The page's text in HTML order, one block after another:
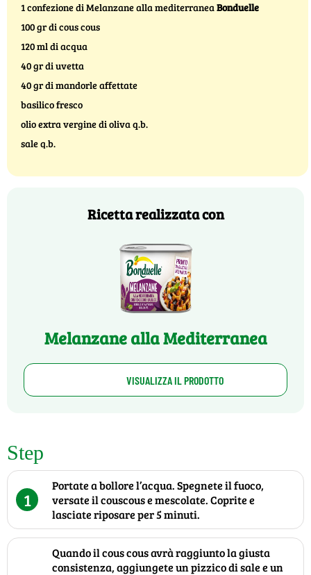
1 confezione di Melanzane alla mediterraneaBonduelle
100 gr di cous cous
120 ml di acqua
40 gr di uvetta
40 gr di mandorle affettate
basilico fresco
olio extra vergine di oliva q.b.
sale q.b.
Ricetta realizzata con
Melanzane alla Mediterranea
VISUALIZZA IL PRODOTTO
Step
1
Portate a bollore l’acqua. Spegnete il fuoco,
versate il couscous e mescolate. Coprite e
lasciate riposare per 5 minuti.
Quando il cous cous avrà raggiunto la giusta
consistenza, aggiungete un pizzico di sale e un